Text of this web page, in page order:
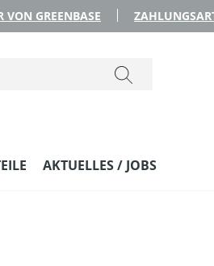
GREENBASE
AKTUELLES / JOBS